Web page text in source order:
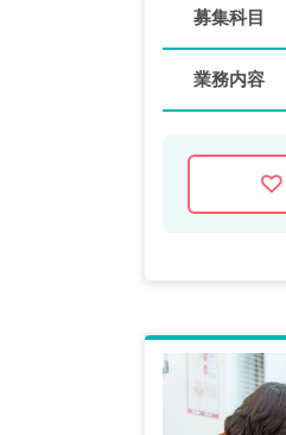
募集科目
業務内容